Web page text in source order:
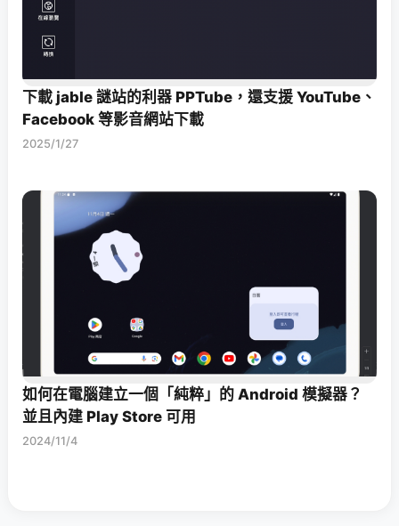
下載 jable 謎站的利器 PPTube，還支援 YouTube、
Facebook 等影音網站下載
2025/1/27
如何在電腦建立一個「純粹」的 Android 模擬器？
並且內建 Play Store 可用
2024/11/4